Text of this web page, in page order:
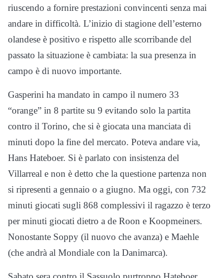
riuscendo a fornire prestazioni convincenti senza mai
andare in difficoltà. L’inizio di stagione dell’esterno
olandese è positivo e rispetto alle scorribande del
passato la situazione è cambiata: la sua presenza in
campo è di nuovo importante.
Gasperini ha mandato in campo il numero 33
“orange” in 8 partite su 9 evitando solo la partita
contro il Torino, che si è giocata una manciata di
minuti dopo la fine del mercato. Poteva andare via,
Hans Hateboer. Si è parlato con insistenza del
Villarreal e non è detto che la questione partenza non
si ripresenti a gennaio o a giugno. Ma oggi, con 732
minuti giocati sugli 868 complessivi il ragazzo è terzo
per minuti giocati dietro a de Roon e Koopmeiners.
Nonostante Soppy (il nuovo che avanza) e Maehle
(che andrà al Mondiale con la Danimarca).